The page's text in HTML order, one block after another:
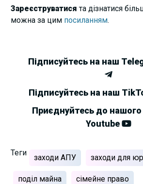
Зареєструватисята дізнатися
можна за цим посиланням.
Підписуйтесь на наш
Підписуйтесь на наш
Приєднуйтесь до нашого
Youtube
Теги
заходи АПУ заходи для
поділ майна сімейне право